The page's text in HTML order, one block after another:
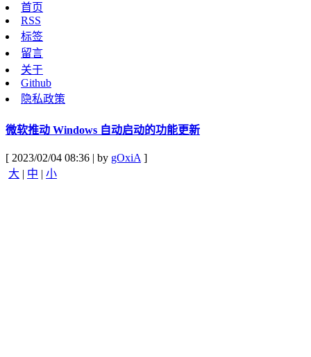
首页
RSS
标签
留言
关于
Github
隐私政策
微软推动 Windows 自动启动的功能更新
[ 2023/02/04 08:36 | by gOxiA]
大 | 中 | 小